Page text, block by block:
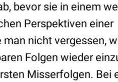
bevor sie in einem
Perspektiven einer
nicht vergessen,
Folgen wieder
Misserfolgen. Bei